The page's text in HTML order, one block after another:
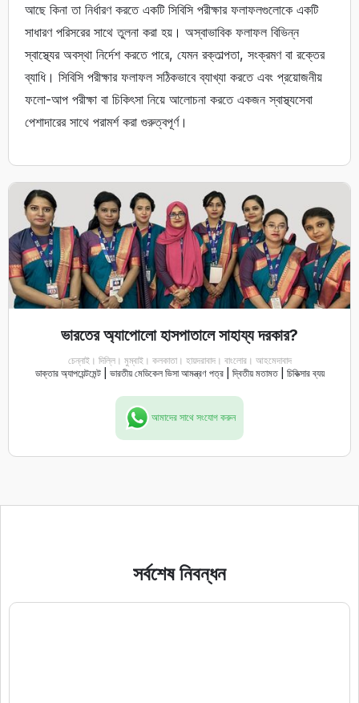
আছে কিনা তা নির্ধারণ করতে একটি সিবিসি পরীক্ষার ফলাফলগুলোকে একটি
সাধারণ পরিসরের সাথে তুলনা করা হয়। অস্বাভাবিক ফলাফল বিভিন্ন
স্বাস্থ্যের অবস্থা নির্দেশ করতে পারে, যেমন রক্তাল্পতা, সংক্রমণ বা রক্তের
ব্যাধি। সিবিসি পরীক্ষার ফলাফল সঠিকভাবে ব্যাখ্যা করতে এবং প্রয়োজনীয়
ফলো-আপ পরীক্ষা বা চিকিৎসা নিয়ে আলোচনা করতে একজন স্বাস্থ্যসেবা
পেশাদারের সাথে পরামর্শ করা গুরুত্বপূর্ণ।
ভারতের অ্যাপোলো হাসপাতালে সাহায্য দরকার?
চেন্নাই। দিল্লি। মুম্বাই। কলকাতা। হায়দরাবাদ। বাংলোর। আহমেদাবাদ
ডাক্তার অ্যাপয়েন্টমেন্ট | ভারতীয় মেডিকেল ভিসা আমন্ত্রণ পত্র | দ্বিতীয় মতামত | চিকিত্সার ব্যয়
আমাদের সাথে সংযোগ করুন
সর্বশেষ নিবন্ধন